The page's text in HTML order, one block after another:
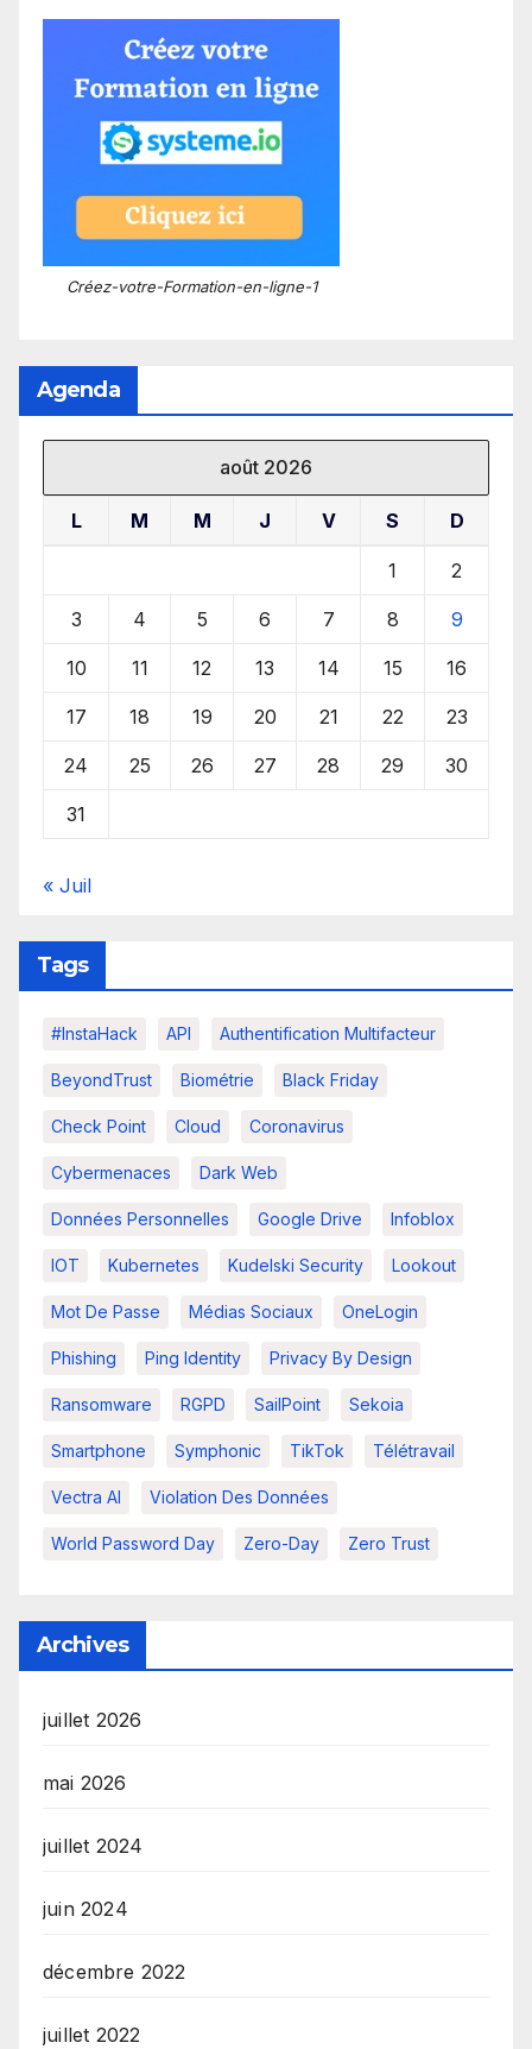
Créez-votre-Formation-en-ligne-1
Agenda
août 2026
L M M J V S D
1 2
3 4 5 6 7 8 9
10 11 12 13 14 15 16
17 18 19 20 21 22 23
24 25 26 27 28 29 30
31
« Juil
Tags
#InstaHack API Authentification Multifacteur
BeyondTrust Biométrie Black Friday
Check Point Cloud Coronavirus
Cybermenaces Dark Web
Données Personnelles Google Drive Infoblox
IOT Kubernetes Kudelski Security Lookout
Mot De Passe Médias Sociaux OneLogin
Phishing Ping Identity Privacy By Design
Ransomware RGPD SailPoint Sekoia
Smartphone Symphonic TikTok Télétravail
Vectra AI Violation Des Données
World Password Day Zero-Day Zero Trust
Archives
juillet 2026
mai 2026
juillet 2024
juin 2024
décembre 2022
juillet 2022